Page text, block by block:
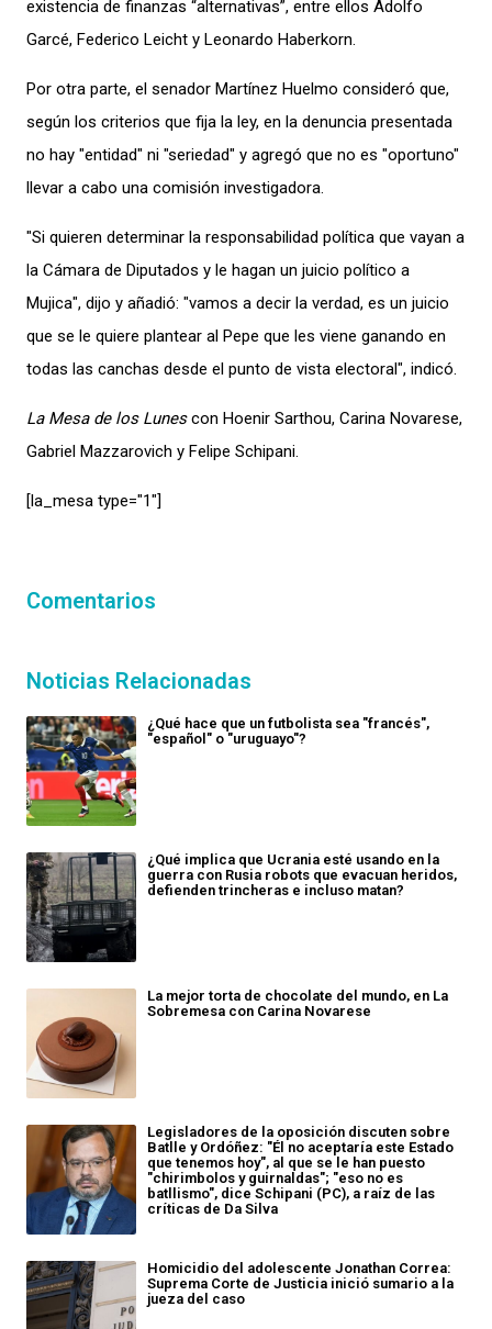
existencia de finanzas “alternativas”, entre ellos Adolfo
Garcé, Federico Leicht y Leonardo Haberkorn.
Por otra parte, el senador Martínez Huelmo consideró que,
según los criterios que fija la ley, en la denuncia presentada
no hay "entidad" ni "seriedad" y agregó que no es "oportuno"
llevar a cabo una comisión investigadora.
"Si quieren determinar la responsabilidad política que vayan a
la Cámara de Diputados y le hagan un juicio político a
Mujica", dijo y añadió: "vamos a decir la verdad, es un juicio
que se le quiere plantear al Pepe que les viene ganando en
todas las canchas desde el punto de vista electoral", indicó.
La Mesa de los Lunescon Hoenir Sarthou, Carina Novarese,
Gabriel Mazzarovich y Felipe Schipani.
[la_mesa type="1″]
Comentarios
Noticias Relacionadas
¿Qué hace que un futbolista sea "francés",
"español" o "uruguayo"?
¿Qué implica que Ucrania esté usando en la
guerra con Rusia robots que evacuan heridos,
defienden trincheras e incluso matan?
La mejor torta de chocolate del mundo, en La
Sobremesa con Carina Novarese
Legisladores de la oposición discuten sobre
Batlle y Ordóñez: "Él no aceptaría este Estado
que tenemos hoy", al que se le han puesto
"chirimbolos y guirnaldas"; "eso no es
batllismo", dice Schipani (PC), a raíz de las
críticas de Da Silva
Homicidio del adolescente Jonathan Correa:
Suprema Corte de Justicia inició sumario a la
jueza del caso